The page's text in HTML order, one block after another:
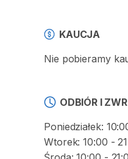
KAUCJA
Nie pobieramy
ODBIÓR I
Poniedziałek:
Wtorek: 10:00 -